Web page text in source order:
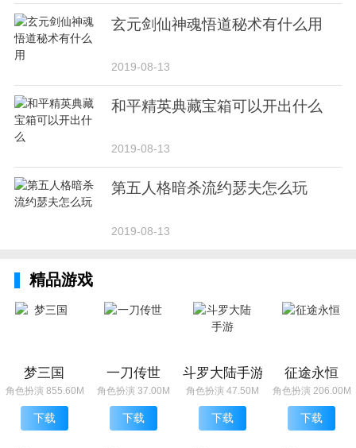
玄元剑仙神魂悟道秘术有什么用
2019-08-13
和平精英典藏宝箱可以开出什么
2019-08-13
第五人格暗杀流约瑟夫怎么玩
2019-08-13
精品游戏
梦三国
角色扮演 855.60M
下载
一刀传世
角色扮演 37.00M
下载
斗罗大陆手游
角色扮演 47.50M
下载
征途永恒
角色扮演 206.00M
下载